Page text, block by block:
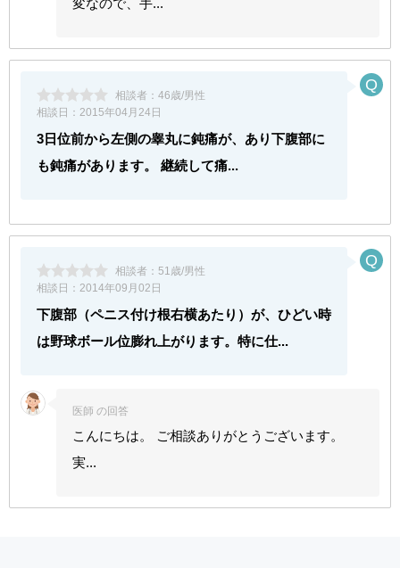
変なので、手...
相談者： 46歳/男性
相談日： 2015年04月24日
3日位前から左側の睾丸に鈍痛が、あり下腹部に
も鈍痛があります。 継続して痛...
相談者： 51歳/男性
相談日： 2014年09月02日
下腹部（ペニス付け根右横あたり）が、ひどい時
は野球ボール位膨れ上がります。特に仕...
医師 の回答
こんにちは。 ご相談ありがとうございます。
実...